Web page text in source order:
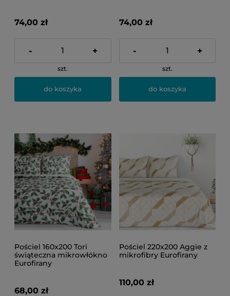
74,00 zł
- +
szt.
do koszyka
74,00 zł
- +
szt.
do koszyka
Pościel 160x200 Tori
świąteczna mikrowłókno
Eurofirany
68,00 zł
Pościel 220x200 Aggie z
mikrofibry Eurofirany
110,00 zł